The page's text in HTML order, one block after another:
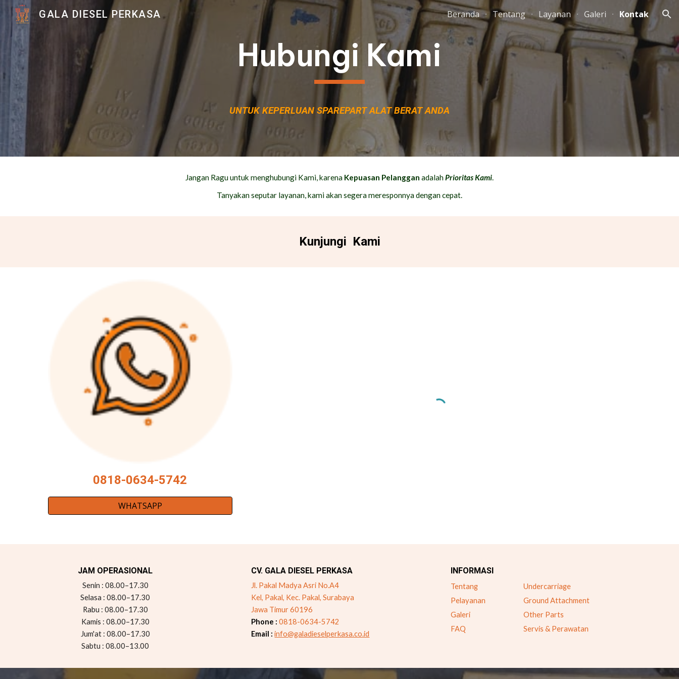
Skip to main content Skip to navigation
GALA DIESEL PERKASA Beranda Tentang Layanan Galeri Kontak
Hubungi Kami
UNTUK KEPERLUAN SPAREPART ALAT BERAT ANDA
Jangan Ragu untuk menghubungi Kami, karena Kepuasan Pelanggan adalahPrioritas Kami.
Tanyakan seputar layanan, kami akan segera meresponnya dengan cepat.
Kunjungi Kami
0818-0634-5742
WHATSAPP
JAM OPERASIONAL
Senin : 08.00–17.30
Selasa : 08.00–17.30
Rabu : 08.00–17.30
Kamis : 08.00–17.30
Jum'at : 08.00–17.30
Sabtu : 08.00–13.00
CV. GALA DIESEL PERKASA
Jl. Pakal Madya Asri No.A4
Kel, Pakal, Kec. Pakal, Surabaya
Jawa Timur 60196
Phone : 0818-0634-5742
Email : info@galadieselperkasa.co.id
INFORMASI
Tentang
Undercarriage
Pelayanan
Ground Attachment
Galeri
Other Parts
FAQ
Servis & Perawatan